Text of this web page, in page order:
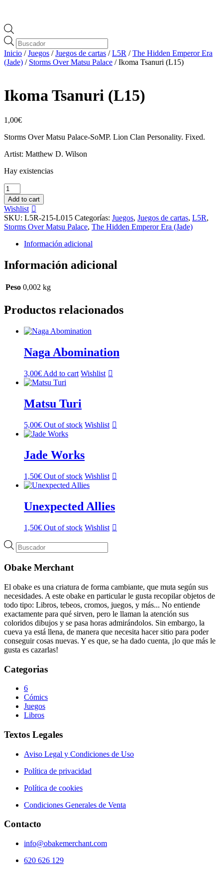
Búsqueda
de
productos
Inicio /Juegos /Juegos de cartas /L5R /The Hidden Emperor Era
(Jade) / Storms Over Matsu Palace / Ikoma Tsanuri (L15)
Ikoma Tsanuri (L15)
1,00€
Storms Over Matsu Palace-SoMP. Lion Clan Personality. Fixed.
Artist: Matthew D. Wilson
Hay existencias
Ikoma
Tsanuri
(L15)
cantidad
Add to cart
Wishlist
SKU: L5R-215-L015 Categorías: Juegos, Juegos de cartas, L5R,
Storms Over Matsu Palace, The Hidden Emperor Era (Jade)
Información adicional
Información adicional
Peso 0,002 kg
Productos relacionados
Naga Abomination
3,00€ Add to cart Wishlist
Matsu Turi
5,00€ Out of stock Wishlist
Jade Works
1,50€ Out of stock Wishlist
Unexpected Allies
1,50€ Out of stock Wishlist
Búsqueda
de
Obake Merchant
El obake es una criatura de forma cambiante, que muta según sus
necesidades. A este obake en particular le gusta recopilar objetos de
todo tipo: Libros, tebeos, cromos, juegos, y más... No entiende
exactamente para qué sirven, pero le llaman la atención sus
coloridos dibujos y se pasa horas admirándolos. Sin embargo, la
cueva ya está llena, de manera que necesita hacer sitio para poder
conseguir cosas nuevas. Y es que, se ha dado cuenta, ¡lo que más le
gusta es cazarlas!
Categorias
6
Cómics
Juegos
Libros
Textos Legales
Aviso Legal y Condiciones de Uso
Política de privacidad
Política de cookies
Condiciones Generales de Venta
Contacto
info@obakemerchant.com
620 626 129